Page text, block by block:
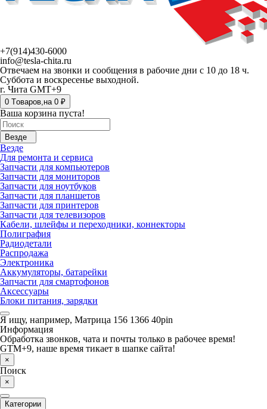
+7(914)430-6000
info@tesla-chita.ru
Отвечаем на звонки и сообщения в рабочие дни с 10 до 18 ч.
Суббота и воскресенье выходной.
г. Чита GMT+9
0 Tоваров,на 0 ₽
Ваша корзина пуста!
Везде
Везде
Для ремонта и сервиса
Запчасти для компьютеров
Запчасти для мониторов
Запчасти для ноутбуков
Запчасти для планшетов
Запчасти для принтеров
Запчасти для телевизоров
Кабели, шлейфы и переходники, коннекторы
Полиграфия
Радиодетали
Распродажа
Электроника
Аккумуляторы, батарейки
Запчасти для смартофонов
Аксессуары
Блоки питания, зарядки
Я ищу, например, Матрица 156 1366 40pin
Информация
Обработка звонков, чата и почты только в рабочее время!
GTM+9, наше время тикает в шапке сайта!
×
Поиск
×
Категории